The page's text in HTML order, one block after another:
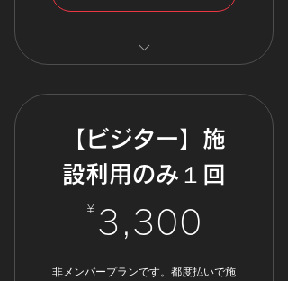
月最大6回レッスン参加可
能。
【ビジター】施
設利用のみ１回
¥ 3,300
非メンバープランです。都度払いで施